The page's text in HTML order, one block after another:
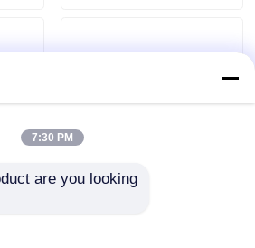
ださい
1
7:30 PM
are you looking